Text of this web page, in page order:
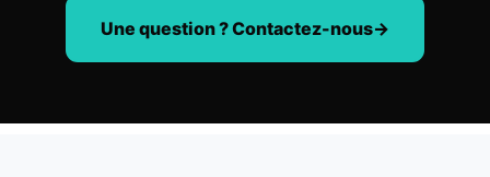
Une question ? Contactez-nous